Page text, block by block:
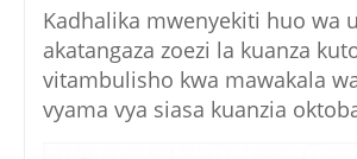
Kadhalika mwenyekiti huo wa
akatangaza zoezi la kuanza
vitambulisho kwa mawakala
vyama vya siasa kuanzia